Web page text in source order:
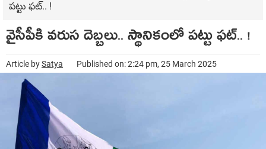
ప‌ట్టు ఫ‌ట్‌.. !
వైసీపీకి వ‌రుస దెబ్బ‌లు.. స్థానికంలో ప‌ట్టు ఫ‌ట్‌.. !
Article bySatya Published on: 2:24 pm, 25 March 2025